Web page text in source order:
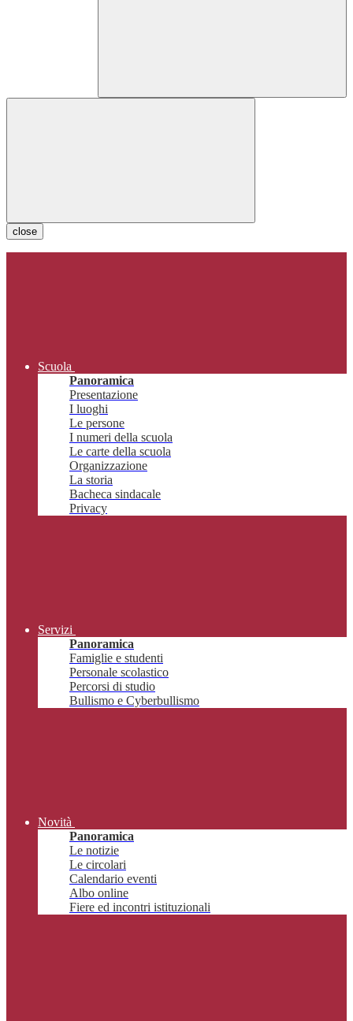
close
Scuola
Panoramica
Presentazione
I luoghi
Le persone
I numeri della scuola
Le carte della scuola
Organizzazione
La storia
Bacheca sindacale
Privacy
Servizi
Panoramica
Famiglie e studenti
Personale scolastico
Percorsi di studio
Bullismo e Cyberbullismo
Novità
Panoramica
Le notizie
Le circolari
Calendario eventi
Albo online
Fiere ed incontri istituzionali